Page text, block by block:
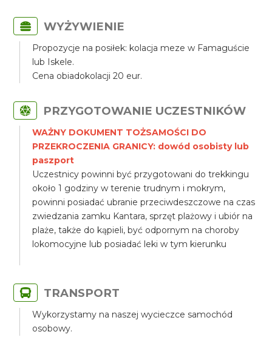
WYŻYWIENIE
Propozycje na posiłek: kolacja meze w Famaguście
lub Iskele.
Cena obiadokolacji 20 eur.
PRZYGOTOWANIE UCZESTNIKÓW
WAŻNY DOKUMENT TOŻSAMOŚCI DO
PRZEKROCZENIA GRANICY: dowód osobisty lub
paszport
Uczestnicy powinni być przygotowani do trekkingu
około 1 godziny w terenie trudnym i mokrym,
powinni posiadać ubranie przeciwdeszczowe na czas
zwiedzania zamku Kantara, sprzęt plażowy i ubiór na
plaże, także do kąpieli, być odpornym na choroby
lokomocyjne lub posiadać leki w tym kierunku
TRANSPORT
Wykorzystamy na naszej wycieczce samochód
osobowy.